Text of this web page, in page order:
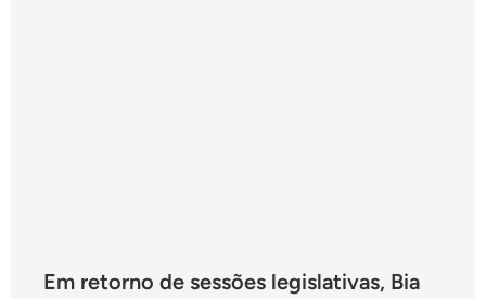
Em retorno de sessões legislativas, Bia